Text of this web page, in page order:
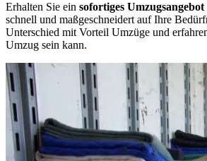
Erhalten Sie ein sofortiges
schnell und maßgeschneidert auf Ihre
Unterschied mit Vorteil Umzüge und
Umzug sein kann.